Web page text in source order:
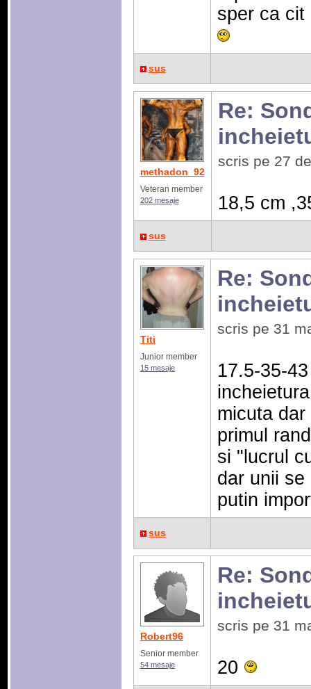
sper ca cit
sus
methadon_92
Veteran member
202 mesaje
Re:
scris pe 27
18,5 cm
sus
Titi
Junior member
15 mesaje
Re:
scris pe 31
17.5-35-
micuta
primul
si "lucrul
dar unii se
putin
sus
Robert96
Senior member
54 mesaje
Re:
scris pe 31
20